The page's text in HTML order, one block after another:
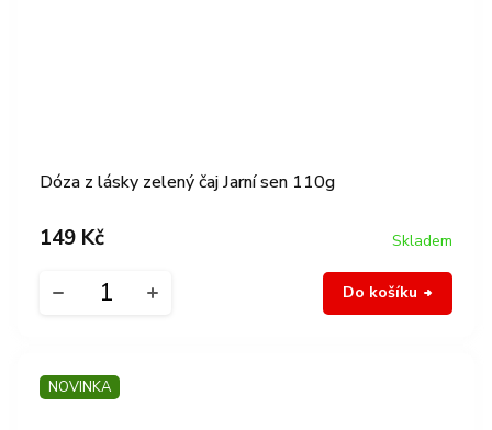
Dóza z lásky zelený čaj Jarní sen 110g
Skladem
149 Kč
Do košíku
NOVINKA